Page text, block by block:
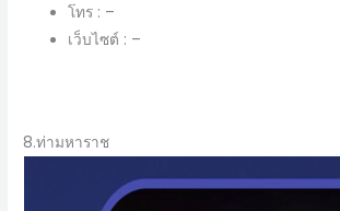
โทร : –
เว็บไซต์ : –
8.ท่ามหาราช